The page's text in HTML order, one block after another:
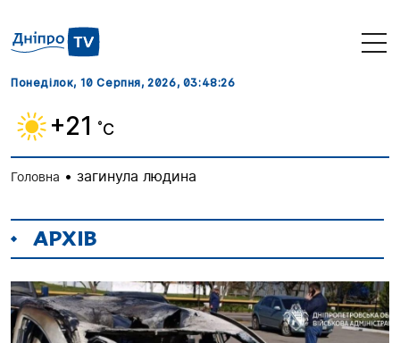
Понеділок, 10 Серпня, 2026, 03:48:28
+21 ˚C
Головна • загинула людина
АРХІВ